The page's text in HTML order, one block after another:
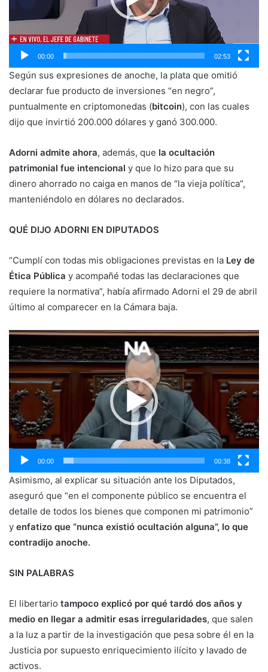
00:00 02:53
Según sus expresiones de anoche, la plata que omitió
declarar fue producto de inversiones “en negro”,
puntualmente en criptomonedas (bitcoin), con las cuales
dijo que invirtió 200.000 dólares y ganó 300.000.
Adorni admite ahora, además, que la ocultación
patrimonial fue intencional y que lo hizo para que su
dinero ahorrado no caiga en manos de “la vieja política”,
manteniéndolo en dólares no declarados.
QUÉ DIJO ADORNI EN DIPUTADOS
“Cumplí con todas mis obligaciones previstas en la Ley de
Ética Pública y acompañé todas las declaraciones que
requiere la normativa”, había afirmado Adorni el 29 de abril
último al comparecer en la Cámara baja.
Reproductor
de
vídeo
00:00 00:38
Asimismo, al explicar su situación ante los Diputados,
aseguró que “en el componente público se encuentra el
detalle de todos los bienes que componen mi patrimonio”
y enfatizo que “nunca existió ocultación alguna”, lo que
contradijo anoche.
SIN PALABRAS
El libertario tampoco explicó por qué tardó dos años y
medio en llegar a admitir esas irregularidades, que salen
a la luz a partir de la investigación que pesa sobre él en la
Justicia por supuesto enriquecimiento ilícito y lavado de
activos.